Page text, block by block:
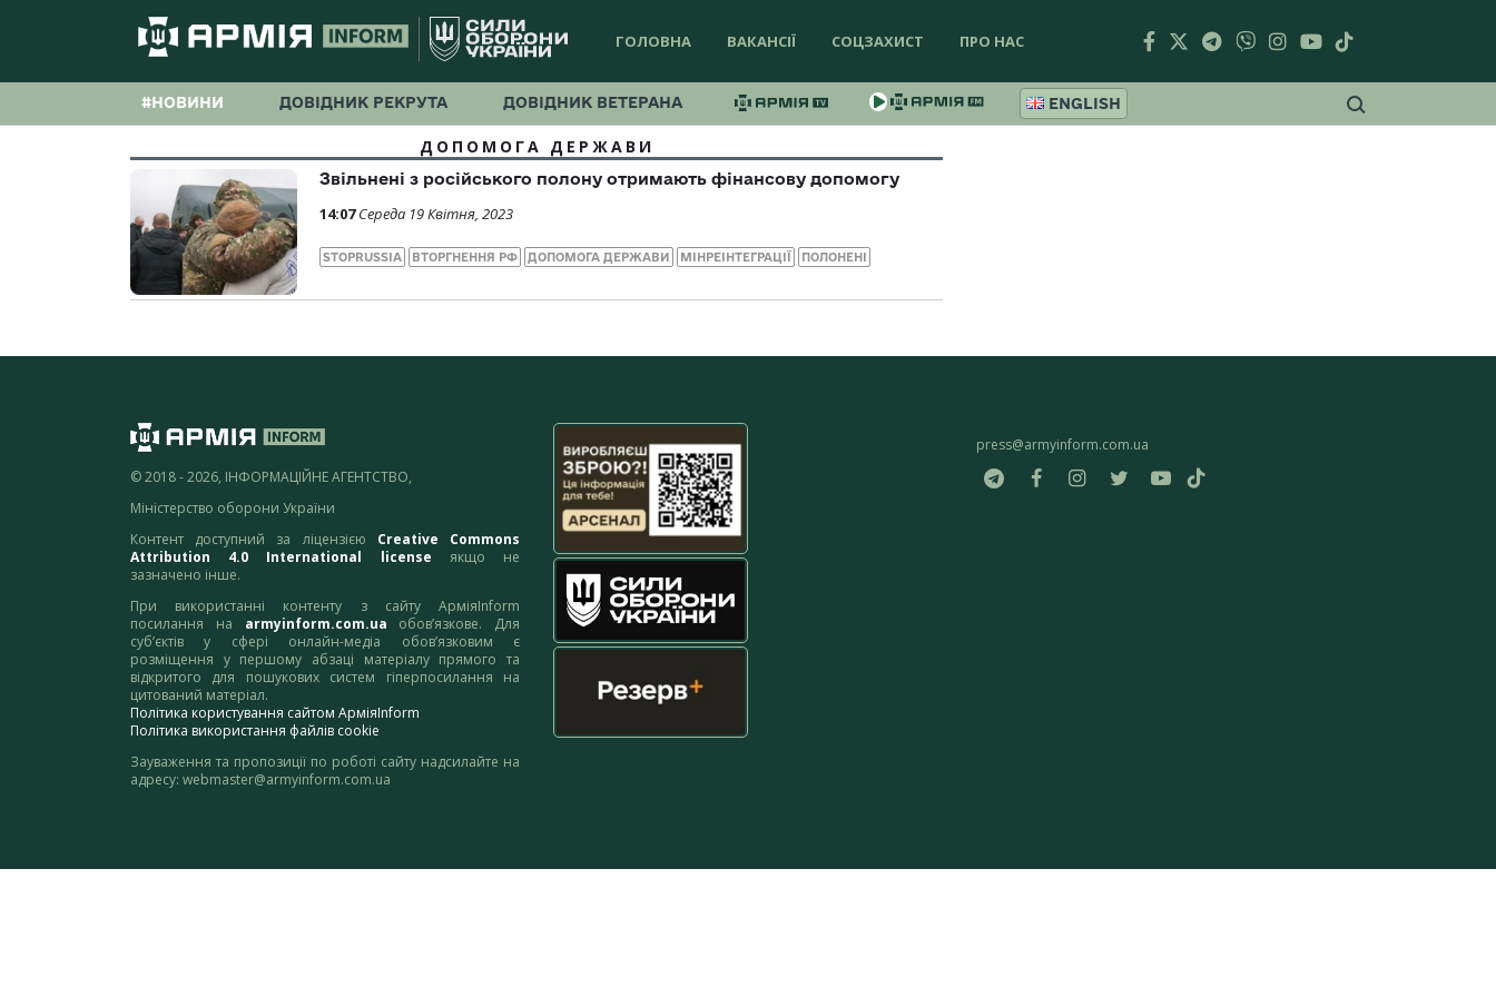
ГОЛОВНА ВАКАНСІЇ СОЦЗАХИСТ ПРО НАС
#НОВИНИ ДОВІДНИК РЕКРУТА ДОВІДНИК ВЕТЕРАНА ENGLISH
ДОПОМОГА ДЕРЖАВИ
Звільнені з російського полону отримають фінансову допомогу
14:07 Середа 19 Квітня, 2023
STOPRUSSIA ВТОРГНЕННЯ РФ ДОПОМОГА ДЕРЖАВИ МІНРЕІНТЕГРАЦІЇ ПОЛОНЕНІ
© 2018 - 2026, ІНФОРМАЦІЙНЕ АГЕНТСТВО,
Міністерство оборони України
Контент доступний за ліцензією Creative Commons
Attribution 4.0 International license якщо не
зазначено інше.
При використанні контенту з сайту АрміяInform
посилання на armyinform.com.ua обов’язкове. Для
суб’єктів у сфері онлайн-медіа обов’язковим є
розміщення у першому абзаці матеріалу прямого та
відкритого для пошукових систем гіперпосилання на
цитований матеріал.
Політика користування сайтом АрміяInform
Політика використання файлів cookie
Зауваження та пропозиції по роботі сайту надсилайте на
адресу: webmaster@armyinform.com.ua
press@armyinform.com.ua